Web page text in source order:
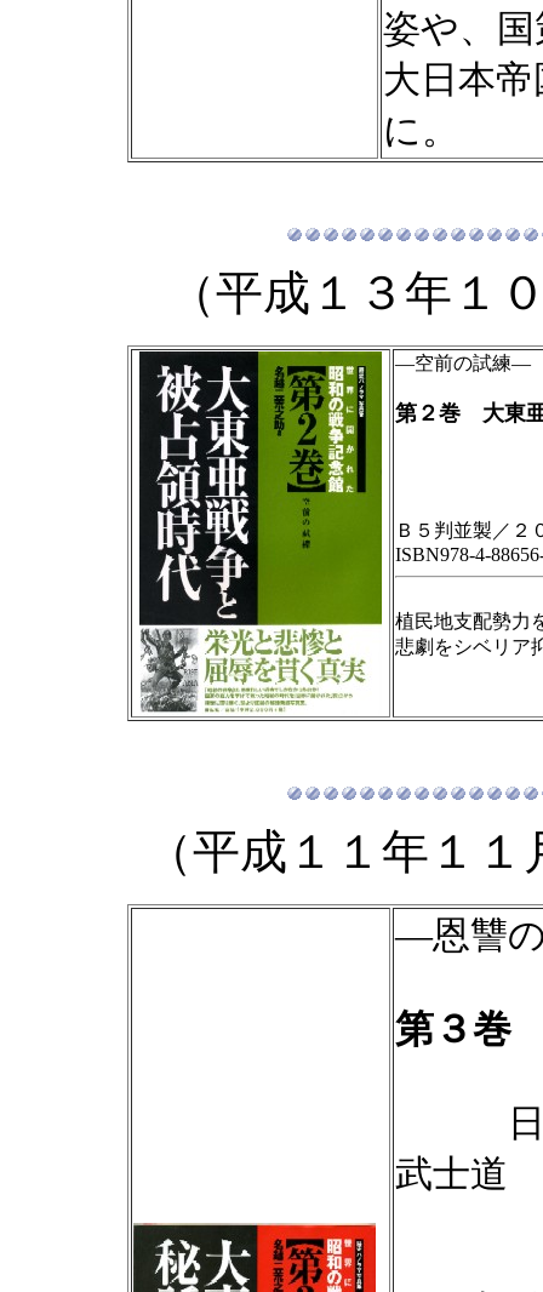
姿や、
大日本
に。
（平成１３年
―空前の試練―
第２巻 大東
Ｂ５判並製／
ISBN978-4-
植民地支配勢力
悲劇をシベリア
（平成１１年１
―恩讐
第３巻
日本
武士道